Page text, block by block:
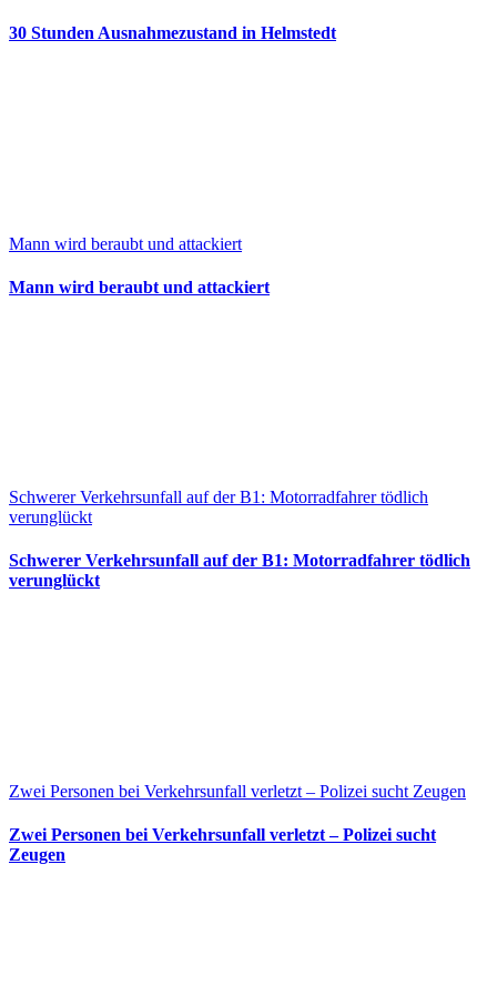
30 Stunden Ausnahmezustand in Helmstedt
Mann wird beraubt und attackiert
Mann wird beraubt und attackiert
Schwerer Verkehrsunfall auf der B1: Motorradfahrer tödlich
verunglückt
Schwerer Verkehrsunfall auf der B1: Motorradfahrer tödlich
verunglückt
Zwei Personen bei Verkehrsunfall verletzt – Polizei sucht Zeugen
Zwei Personen bei Verkehrsunfall verletzt – Polizei sucht
Zeugen